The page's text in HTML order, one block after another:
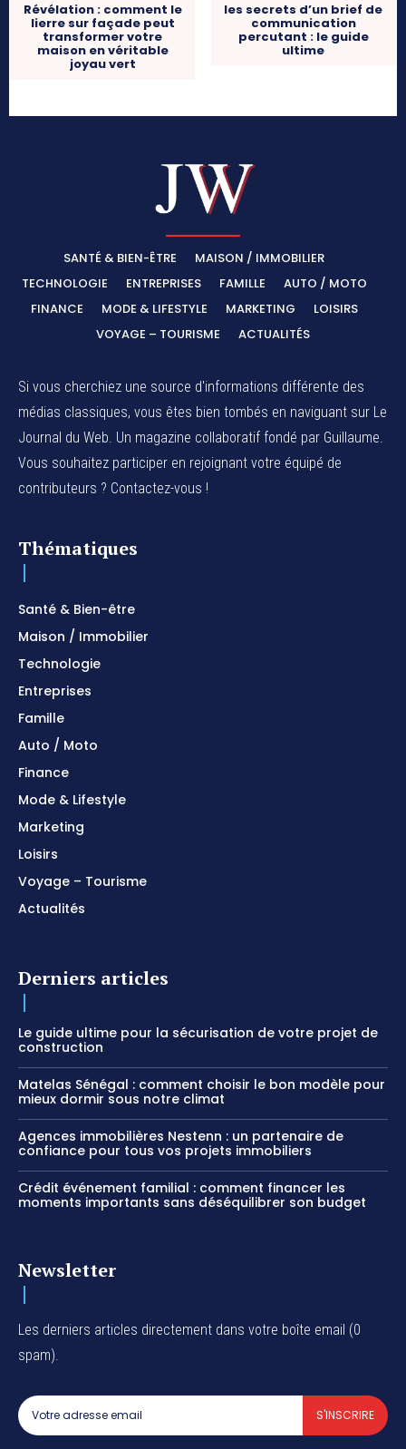
Révélation : comment le
lierre sur façade peut
transformer votre
maison en véritable
joyau vert
les secrets d’un brief de
communication
percutant : le guide
ultime
SANTÉ & BIEN-ÊTRE
MAISON / IMMOBILIER
TECHNOLOGIE
ENTREPRISES FAMILLE
AUTO / MOTO
FINANCE
MODE & LIFESTYLE MARKETING
LOISIRS
VOYAGE – TOURISME
ACTUALITÉS
Si vous cherchiez une source d'informations différente des
médias classiques, vous êtes bien tombés en naviguant sur Le
Journal du Web. Un magazine collaboratif fondé par Guillaume.
Vous souhaitez participer en rejoignant votre équipé de
contributeurs ? Contactez-vous !
Thématiques
Santé & Bien-être
Maison / Immobilier
Technologie
Entreprises
Famille
Auto / Moto
Finance
Mode & Lifestyle
Marketing
Loisirs
Voyage – Tourisme
Actualités
Derniers articles
Le guide ultime pour la sécurisation de votre projet de
construction
Matelas Sénégal : comment choisir le bon modèle pour
mieux dormir sous notre climat
Agences immobilières Nestenn : un partenaire de
confiance pour tous vos projets immobiliers
Crédit événement familial : comment financer les
moments importants sans déséquilibrer son budget
Newsletter
Les derniers articles directement dans votre boîte email (0
spam).
S'INSCRIRE